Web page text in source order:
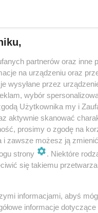
partnerów oraz
na urządzeniu oraz
wysyłane przez
wybór
Użytkownika my i
aktywnie skanować
prosimy o zgodę na
i zawsze możesz ją
strony
. Niektóre
się takiemu
informacjami, abyś
informacje